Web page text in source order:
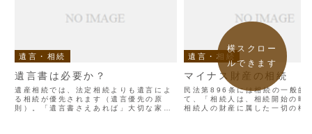
遺言・相続
遺言書は必要か？
遺産相続では、法定相続よりも遺言によ
る相続が優先されます（遺言優先の原
則）。「遺言書さえあれば」大切な家族
遺言・相続
マイナス財産の相続
民法第896条には相続の一般的
て、「相続人は、相続開始の時
相続人の財産に属した一切の権
横スクロー
ルできます